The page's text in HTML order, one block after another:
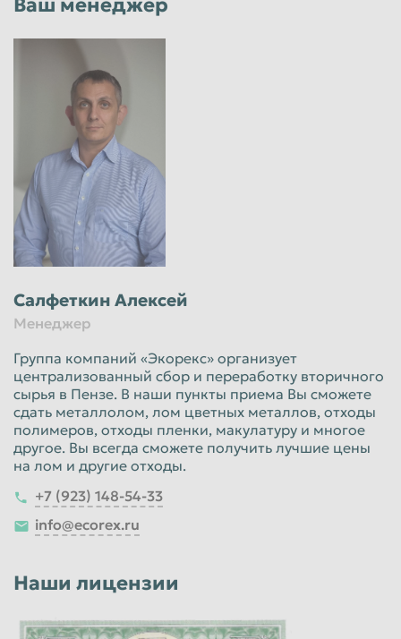
Салфеткин Алексей
Менеджер
Группа компаний «Экорекс» организует
централизованный сбор и переработку вторичного
сырья в Пензе. В наши пункты приема Вы сможете
сдать металлолом, лом цветных металлов, отходы
полимеров, отходы пленки, макулатуру и многое
другое. Вы всегда сможете получить лучшие цены
на лом и другие отходы.
+7 (923) 148-54-33
info@ecorex.ru
Наши лицензии